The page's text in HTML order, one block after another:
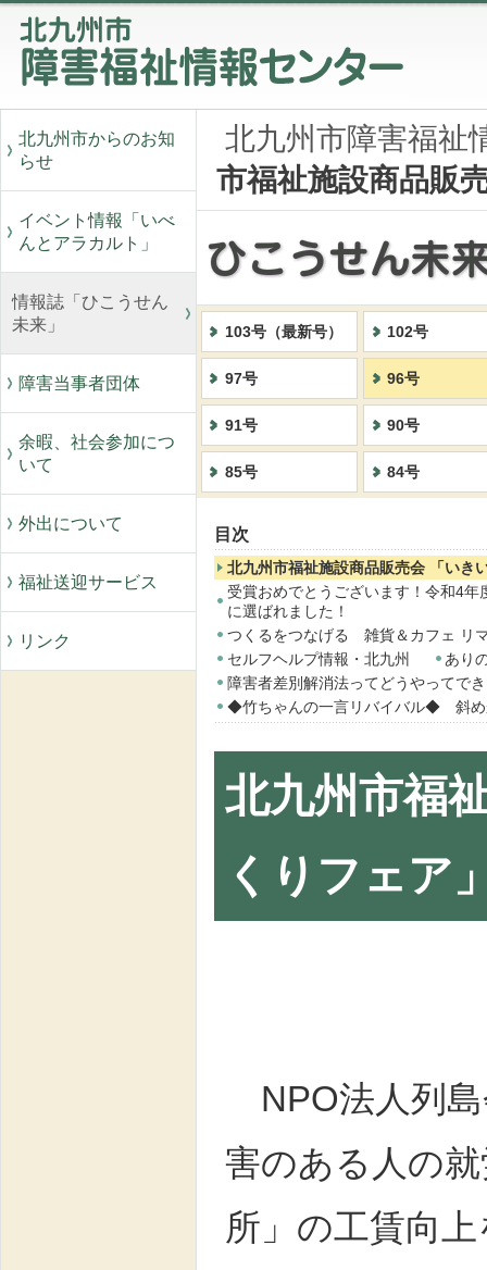
北九州市からのお知
らせ
イベント情報「いべ
んとアラカルト」
情報誌「ひこうせん
未来」
障害当事者団体
余暇、社会参加につ
いて
外出について
福祉送迎サービス
リンク
北九州市障害福祉
市福祉施設商品販
103号（最新号） 102号
97号 96号
91号 90号
85号 84号
目次
北九州市福祉施設商品販売会 「いき
受賞おめでとうございます！令和4
に選ばれました！
つくるをつなげる 雑貨＆カフェ リ
セルフヘルプ情報・北九州
あり
障害者差別解消法ってどうやってで
◆竹ちゃんの一言リバイバル◆ 斜め
北九州市福
くりフェア
NPO法人列島
害のある人の
所」の工賃向